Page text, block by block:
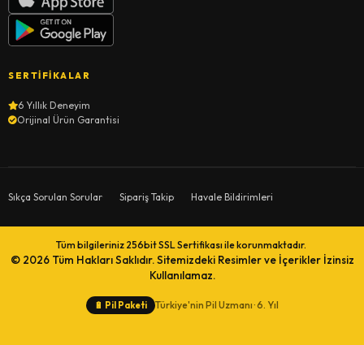
SERTIFIKALAR
6 Yıllık Deneyim
Orijinal Ürün Garantisi
Sıkça Sorulan Sorular Sipariş Takip Havale Bildirimleri
Tüm bilgileriniz 256bit SSL Sertifikası ile korunmaktadır.
© 2026 Tüm Hakları Saklıdır. Sitemizdeki Resimler ve İçerikler İzinsiz
Kullanılamaz.
🔋 Pil Paketi Türkiye'nin Pil Uzmanı · 6. Yıl